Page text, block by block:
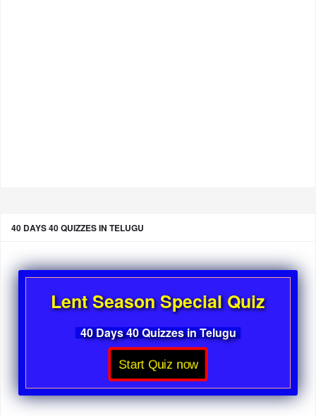
40 DAYS 40 QUIZZES IN TELUGU
Lent Season Special Quiz
40 Days 40 Quizzes in Telugu
Start Quiz now